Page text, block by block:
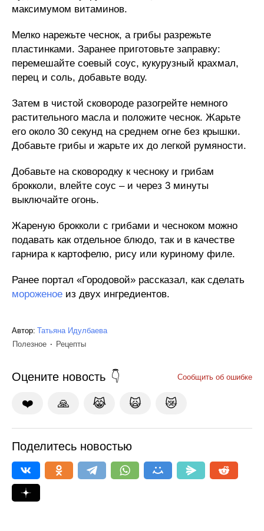
максимумом витаминов.
Мелко нарежьте чеснок, а грибы разрежьте
пластинками. Заранее приготовьте заправку:
перемешайте соевый соус, кукурузный крахмал,
перец и соль, добавьте воду.
Затем в чистой сковороде разогрейте немного
растительного масла и положите чеснок. Жарьте
его около 30 секунд на среднем огне без крышки.
Добавьте грибы и жарьте их до легкой румяности.
Добавьте на сковородку к чесноку и грибам
брокколи, влейте соус – и через 3 минуты
выключайте огонь.
Жареную брокколи с грибами и чесноком можно
подавать как отдельное блюдо, так и в качестве
гарнира к картофелю, рису или куриному филе.
Ранее портал «Городовой» рассказал, как сделать
мороженое из двух ингредиентов.
Автор: Татьяна Идулбаева
Полезное
Рецепты
Оцените новость Сообщить об ошибке
❤️ 🙏 😹 🙀 😿
Поделитесь новостью